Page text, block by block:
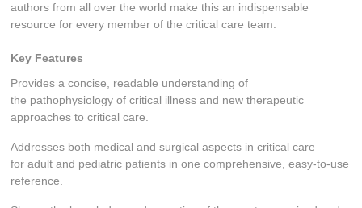
authors from all over the world make this an indispensable
resource for every member of the critical care team.
Key Features
Provides a concise, readable understanding of
the pathophysiology of critical illness and new therapeutic
approaches to critical care.
Addresses both medical and surgical aspects in critical care
for adult and pediatric patients in one comprehensive, easy-to-use
reference.